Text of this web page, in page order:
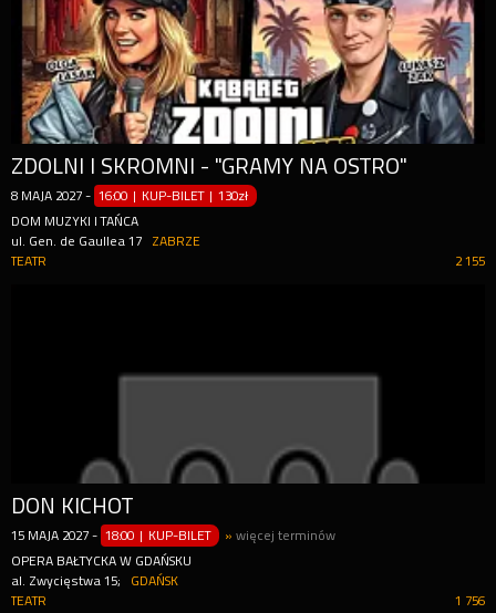
ZDOLNI I SKROMNI - "GRAMY NA OSTRO"
8 MAJA 2027 - 16:00 | KUP-BILET |130zł
DOM MUZYKI I TAŃCA
ul. Gen. de Gaullea 17
ZABRZE
2 155
TEATR
DON KICHOT
15 MAJA 2027 - 18:00 | KUP-BILET »więcej terminów
OPERA BAŁTYCKA W GDAŃSKU
al. Zwycięstwa 15;
GDAŃSK
1 756
TEATR